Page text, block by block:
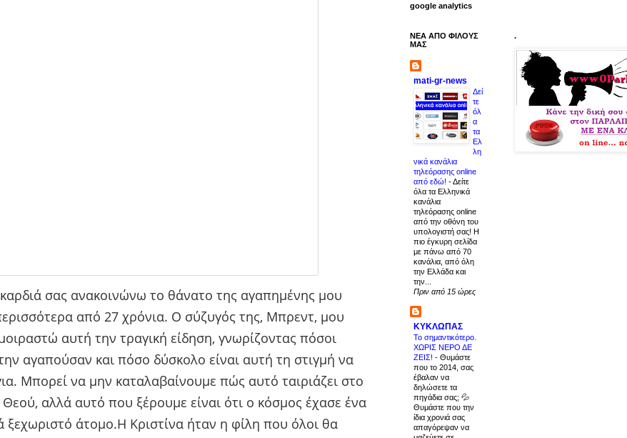
σας ανακοινώνω το θάνατο της αγαπημένης μου
από 27 χρόνια. Ο σύζυγός της, Μπρεντ, μου
αυτή την τραγική είδηση, γνωρίζοντας πόσοι
αγαπούσαν και πόσο δύσκολο είναι αυτή τη στιγμή να
Μπορεί να μην καταλαβαίνουμε πώς αυτό ταιριάζει στο
Θεού, αλλά αυτό που ξέρουμε είναι ότι ο κόσμος έχασε ένα
ξεχωριστό άτομο.Η Κριστίνα ήταν η φίλη που όλοι θα
google analytics
ΝΕΑ ΑΠΟ ΦΙΛΟΥΣ
ΜΑΣ
mati-gr-news
Δεί
τε
όλ
α
τα
Ελ
λη
νικά κανάλια
τηλεόρασης online
από εδώ! -Δείτε
όλα τα Ελληνικά
κανάλια
τηλεόρασης online
από την οθόνη του
υπολογιστή σας! Η
πιο έγκυρη σελίδα
με πάνω από 70
κανάλια, από όλη
την Ελλάδα και
την...
Πριν από 15 ώρες
ΚΥΚΛΩΠΑΣ
Το σημαντικότερο.
ΧΩΡΙΣ ΝΕΡΟ ΔΕ
ΖΕΙΣ! - Θυμάστε
που το 2014, σας
έβαλαν να
δηλώσετε τα
πηγάδια σας; 💦
Θυμάστε που την
ίδια χρονιά σας
απαγόρεψαν να
.